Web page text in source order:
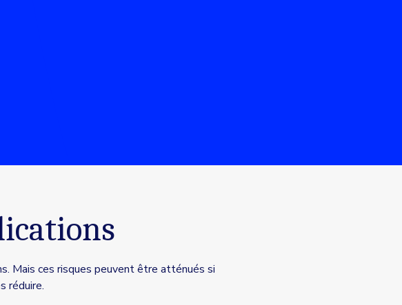
Mais ces risques peuvent être atténués si
réduire.